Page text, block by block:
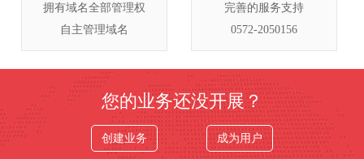
拥有域名全部管理权
自主管理域名
完善的服务支持
0572-2050156
您的业务还没开展？
创建业务 成为用户